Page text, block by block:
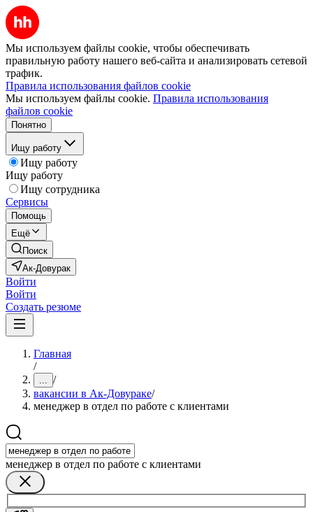
Мы используем файлы cookie, чтобы обеспечивать
правильную работу нашего веб-сайта и анализировать сетевой
трафик.
Правила использования файлов cookie
Мы используем файлы cookie. Правила использования
файлов cookie
Понятно
Ищу работу
Ищу работу
Ищу работу
Ищу сотрудника
Сервисы
Помощь
Ещё
Поиск
Ак-Довурак
Войти
Войти
Создать резюме
Главная
/
... /
вакансии в Ак-Довураке/
менеджер в отдел по работе с клиентами
менеджер в отдел по работе с клиентами